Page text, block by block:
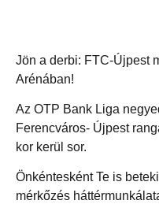
Jön a derbi: FTC-Újpest
Arénában!
Az OTP Bank Liga
Ferencváros- Újpest
kor kerül sor.
Önkéntesként Te is
mérkőzés